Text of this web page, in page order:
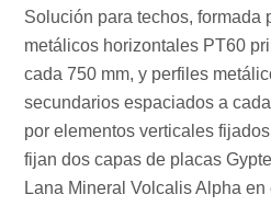
Solución para techos, formada
metálicos horizontales PT60
cada 750 mm, y perfiles
secundarios espaciados a
por elementos verticales
fijan dos capas de placas
Lana Mineral Volcalis Alpha